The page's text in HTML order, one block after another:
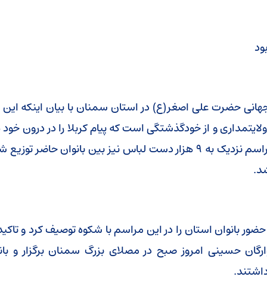
حضرت علی اصغر(ع) در استان سمنان با بیان اینکه
و از خودگذشتگی است که پیام کربلا را در درون خود
باشکوه این مراسم نزدیک به ۹ هزار دست لباس نیز بین بانوان
بانوان استان را در این مراسم با شکوه توصیف کرد و
حسینی امروز صبح در مصلای بزرگ سمنان برگزار و